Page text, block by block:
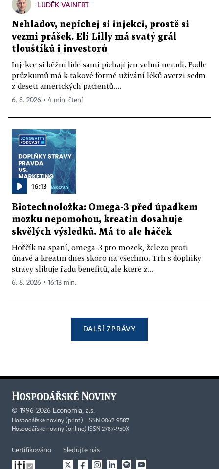
LUDĚK VAINERT
Nehladov, nepíchej si injekci, prostě si
vezmi prášek. Eli Lilly má svatý grál
tlouštíků i investorů
Injekce si běžní lidé sami píchají jen velmi neradi. Podle
průzkumů má k takové formě užívání léků averzi sedm
z deseti amerických pacientů....
6. 8. 2026 ▪ 4 min. čtení
16:13
Biotechnoložka: Omega-3 před úpadkem
mozku nepomohou, kreatin dosahuje
skvělých výsledků. Má to ale háček
Hořčík na spaní, omega-3 pro mozek, železo proti
únavě a kreatin dnes skoro na všechno. Trh s doplňky
stravy slibuje řadu benefitů, ale které z...
6. 8. 2026 ▪ 16:13 min.
DALŠÍ ZPRÁVY
© 1996-2026 Economia, a.s.
Hospodářské noviny (print) ISSN 0862-9587
Hospodářské noviny (online) ISSN 2787-950X
Certifikováno Sledujte nás